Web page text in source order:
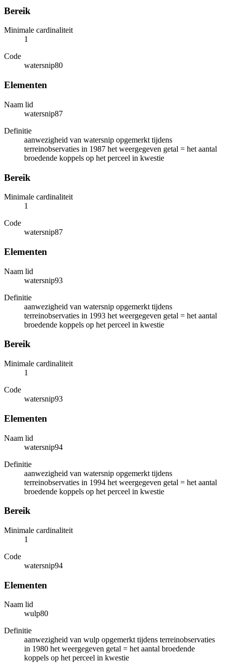
Bereik
Minimale cardinaliteit
1
Code
watersnip80
Elementen
Naam lid
watersnip87
Definitie
aanwezigheid van watersnip opgemerkt tijdens
terreinobservaties in 1987 het weergegeven getal = het aantal
broedende koppels op het perceel in kwestie
Bereik
Minimale cardinaliteit
1
Code
watersnip87
Elementen
Naam lid
watersnip93
Definitie
aanwezigheid van watersnip opgemerkt tijdens
terreinobservaties in 1993 het weergegeven getal = het aantal
broedende koppels op het perceel in kwestie
Bereik
Minimale cardinaliteit
1
Code
watersnip93
Elementen
Naam lid
watersnip94
Definitie
aanwezigheid van watersnip opgemerkt tijdens
terreinobservaties in 1994 het weergegeven getal = het aantal
broedende koppels op het perceel in kwestie
Bereik
Minimale cardinaliteit
1
Code
watersnip94
Elementen
Naam lid
wulp80
Definitie
aanwezigheid van wulp opgemerkt tijdens terreinobservaties
in 1980 het weergegeven getal = het aantal broedende
koppels op het perceel in kwestie